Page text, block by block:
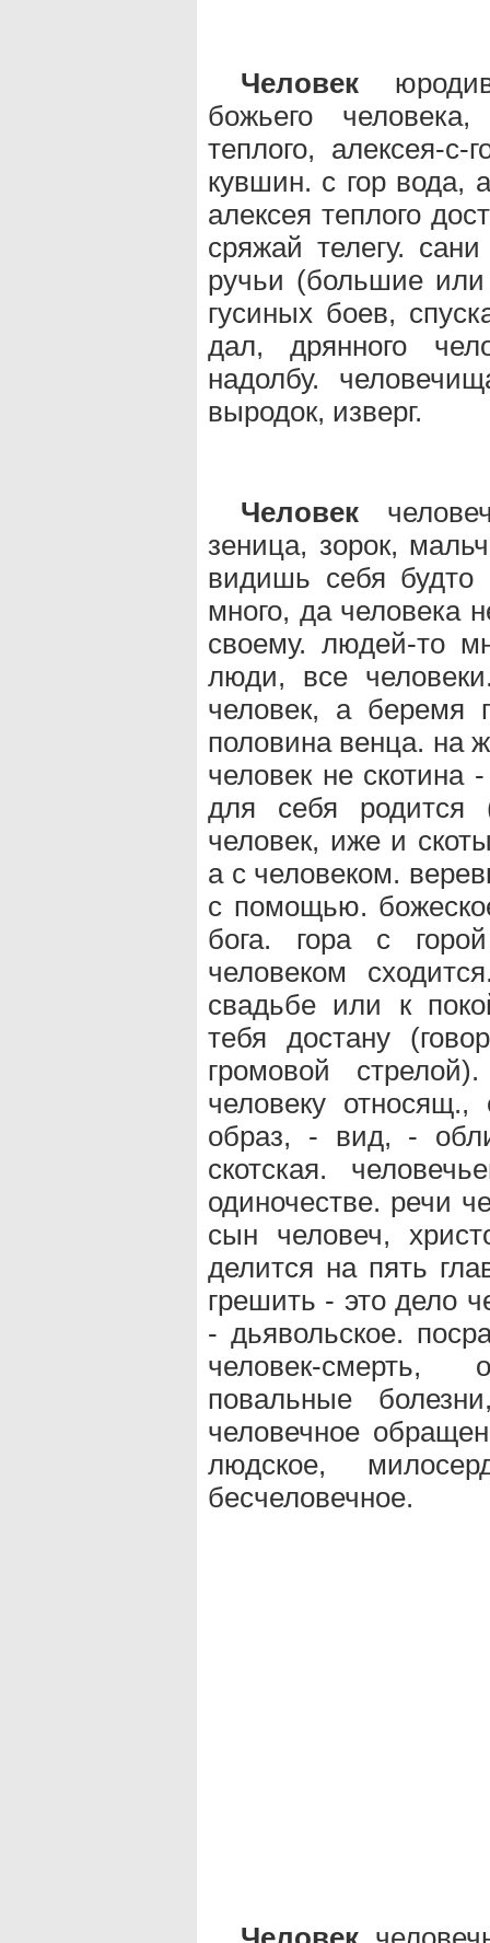
Человек
божьего
теплого, алексея-
кувшин. с гор вода,
алексея теплого
сряжай телегу.
ручьи (большие
гусиных боев,
дал, дрянного
надолбу.
выродок, изверг.
Человек
зеница, зорок,
видишь себя
много, да человека
своему. людей-то
люди, все
человек, а беремя
половина венца. на
человек не скотина
для себя
человек, иже и
а с человеком.
с помощью.
бога. гора с
человеком
свадьбе или к
тебя достану
громовой
человеку
образ, - вид, -
скотская.
одиночестве. речи
сын человеч,
делится на пять
грешить - это дело
- дьявольское.
человек-смерть,
повальные
человечное
людское,
бесчеловечное.